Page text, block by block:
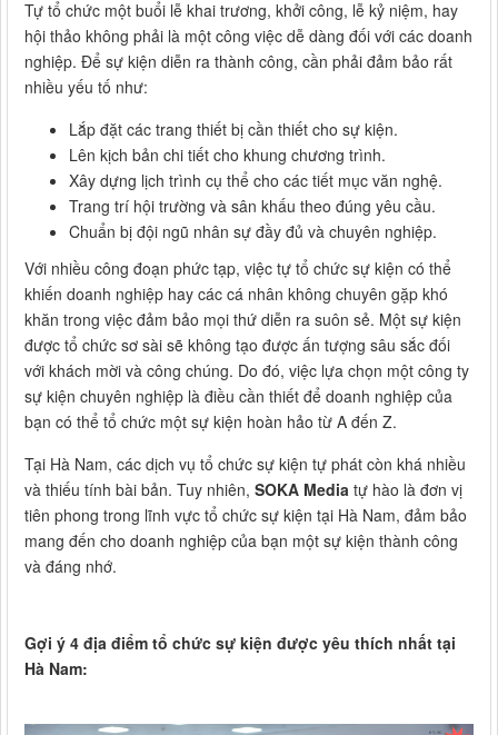
Tự tổ chức một buổi lễ khai trương, khởi công, lễ kỷ niệm, hay
hội thảo không phải là một công việc dễ dàng đối với các doanh
nghiệp. Để sự kiện diễn ra thành công, cần phải đảm bảo rất
nhiều yếu tố như:
Lắp đặt các trang thiết bị cần thiết cho sự kiện.
Lên kịch bản chi tiết cho khung chương trình.
Xây dựng lịch trình cụ thể cho các tiết mục văn nghệ.
Trang trí hội trường và sân khấu theo đúng yêu cầu.
Chuẩn bị đội ngũ nhân sự đầy đủ và chuyên nghiệp.
Với nhiều công đoạn phức tạp, việc tự tổ chức sự kiện có thể
khiến doanh nghiệp hay các cá nhân không chuyên gặp khó
khăn trong việc đảm bảo mọi thứ diễn ra suôn sẻ. Một sự kiện
được tổ chức sơ sài sẽ không tạo được ấn tượng sâu sắc đối
với khách mời và công chúng. Do đó, việc lựa chọn một công ty
sự kiện chuyên nghiệp là điều cần thiết để doanh nghiệp của
bạn có thể tổ chức một sự kiện hoàn hảo từ A đến Z.
Tại Hà Nam, các dịch vụ tổ chức sự kiện tự phát còn khá nhiều
và thiếu tính bài bản. Tuy nhiên, SOKA Media tự hào là đơn vị
tiên phong trong lĩnh vực tổ chức sự kiện tại Hà Nam, đảm bảo
mang đến cho doanh nghiệp của bạn một sự kiện thành công
và đáng nhớ.
Gợi ý 4 địa điểm tổ chức sự kiện được yêu thích nhất tại
Hà Nam: